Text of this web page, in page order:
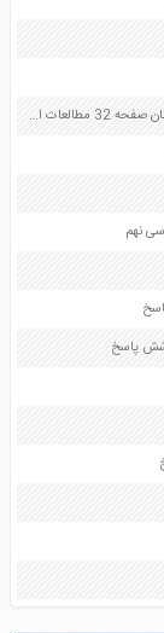
پوستری درباره مصرف غذا شکر گزاری اسراف نکردن کمک به گرسنگان صفحه 32 مطالعات اجتماعی ششم